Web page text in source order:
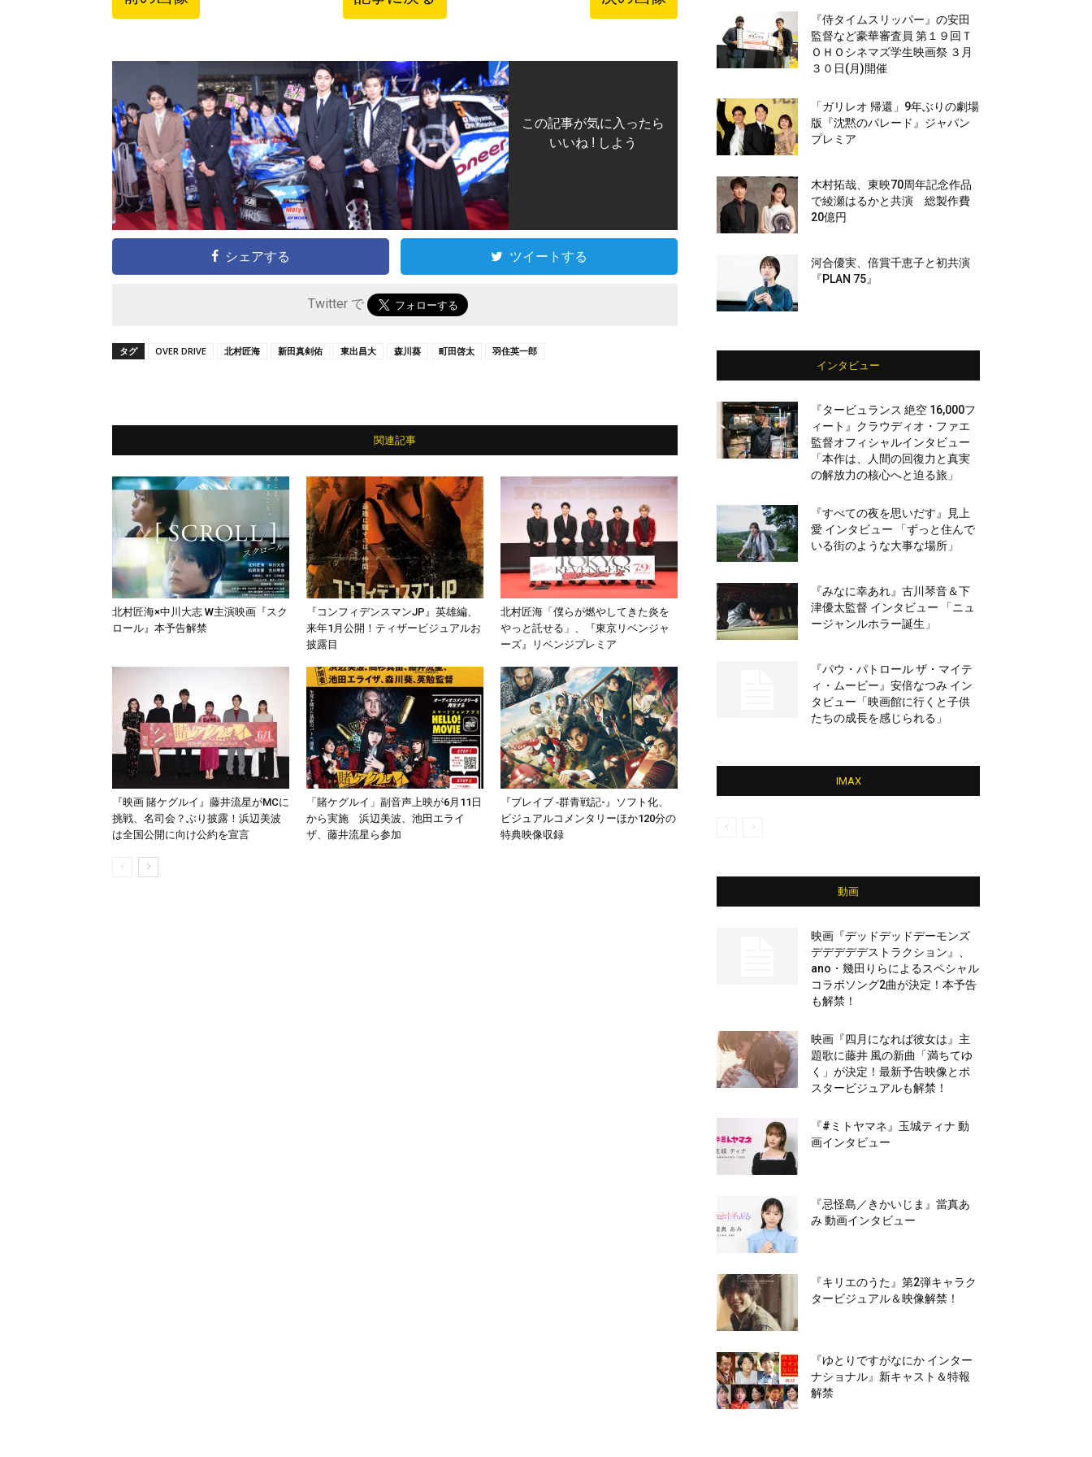
この記事が気に入ったら
いいね ! しよう
シェアする ツイートする
Twitter で
タグ OVER DRIVE 北村匠海 新田真剣佑 東出昌大 森川葵 町田啓太 羽住英一郎
関連記事
北村匠海×中川大志 W主演映画『スク
ロール』本予告解禁
『コンフィデンスマンJP』英雄編、
来年1月公開！ティザービジュアルお
披露目
北村匠海「僕らが燃やしてきた炎を
やっと託せる」、『東京リベンジャ
ーズ』リベンジプレミア
『映画 賭ケグルイ』藤井流星がMCに
挑戦、名司会？ぶり披露！浜辺美波
は全国公開に向け公約を宣言
「賭ケグルイ」副音声上映が6月11日
から実施 浜辺美波、池田エライ
ザ、藤井流星ら参加
『ブレイブ ‐群青戦記-』ソフト化、
ビジュアルコメンタリーほか120分の
特典映像収録
『侍タイムスリッパー』の安田
監督など豪華審査員 第１９回Ｔ
ＯＨＯシネマズ学生映画祭 ３月
３０日(月)開催
「ガリレオ 帰還」9年ぶりの劇場
版『沈黙のパレード』ジャパン
プレミア
木村拓哉、東映70周年記念作品
で綾瀬はるかと共演 総製作費
20億円
河合優実、倍賞千恵子と初共演
『PLAN 75』
インタビュー
『タービュランス 絶空 16,000フ
ィート』クラウディオ・ファエ
監督オフィシャルインタビュー
「本作は、人間の回復力と真実
の解放力の核心へと迫る旅」
『すべての夜を思いだす』見上
愛 インタビュー 「ずっと住んで
いる街のような大事な場所」
『みなに幸あれ』古川琴音＆下
津優太監督 インタビュー 「ニュ
ージャンルホラー誕生」
『パウ・パトロール ザ・マイテ
ィ・ムービー』安倍なつみ イン
タビュー「映画館に行くと子供
たちの成長を感じられる」
IMAX
動画
映画『デッドデッドデーモンズ
デデデデデストラクション』、
ano・幾田りらによるスペシャル
コラボソング2曲が決定！本予告
も解禁！
映画『四月になれば彼女は』主
題歌に藤井 風の新曲「満ちてゆ
く」が決定！最新予告映像とポ
スタービジュアルも解禁！
『#ミトヤマネ』玉城ティナ 動
画インタビュー
『忌怪島／きかいじま』當真あ
み 動画インタビュー
『キリエのうた』第2弾キャラク
タービジュアル＆映像解禁！
『ゆとりですがなにか インター
ナショナル』新キャスト＆特報
解禁